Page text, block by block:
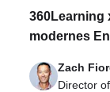
360Learning
modernes
Zach
Director